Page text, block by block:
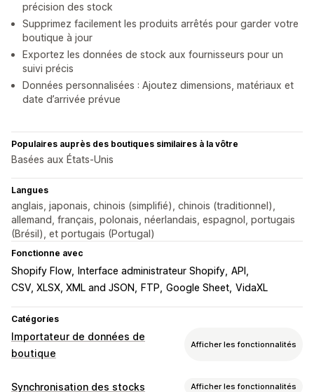
précision des stock
Supprimez facilement les produits arrêtés pour garder votre
boutique à jour
Exportez les données de stock aux fournisseurs pour un
suivi précis
Données personnalisées : Ajoutez dimensions, matériaux et
date d’arrivée prévue
Populaires auprès des boutiques similaires à la vôtre
Basées aux États-Unis
Langues
anglais, japonais, chinois (simplifié), chinois (traditionnel),
allemand, français, polonais, néerlandais, espagnol, portugais
(Brésil), et portugais (Portugal)
Fonctionne avec
Shopify Flow Interface administrateur Shopify API
CSV, XLSX, XML and JSON
FTP Google Sheet VidaXL
Catégories
Importateur de données de
boutique
Afficher les fonctionnalités
Synchronisation des données
Synchronisation des stocks Afficher les fonctionnalités